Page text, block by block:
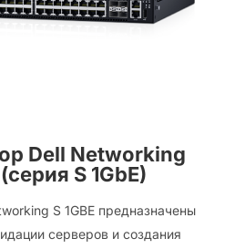
Dell Networking
S 1GbE)
S 1GBE предназначены
серверов и создания